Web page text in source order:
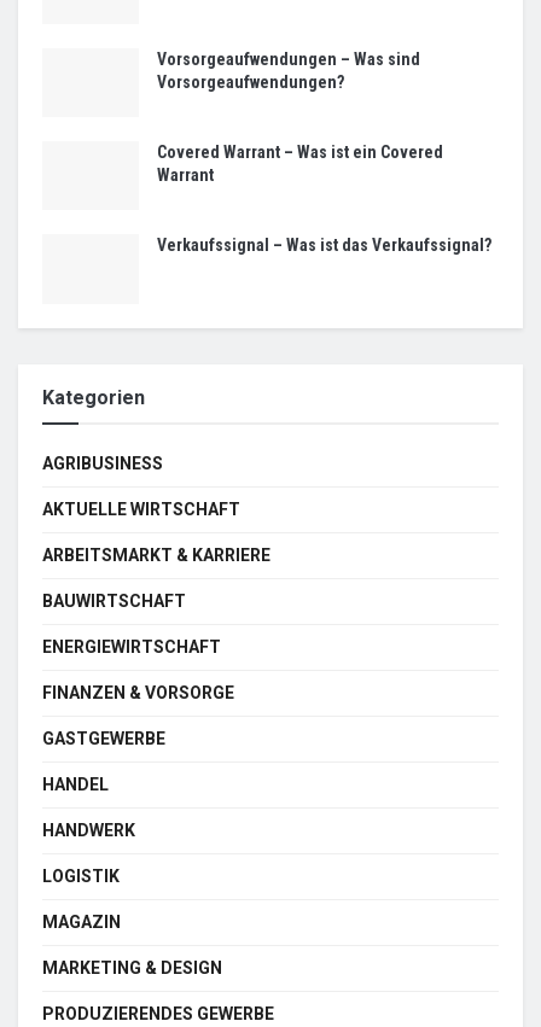
Vorsorgeaufwendungen – Was sind
Vorsorgeaufwendungen?
Covered Warrant – Was ist ein Covered
Warrant
Verkaufssignal – Was ist das Verkaufssignal?
Kategorien
AGRIBUSINESS
AKTUELLE WIRTSCHAFT
ARBEITSMARKT & KARRIERE
BAUWIRTSCHAFT
ENERGIEWIRTSCHAFT
FINANZEN & VORSORGE
GASTGEWERBE
HANDEL
HANDWERK
LOGISTIK
MAGAZIN
MARKETING & DESIGN
PRODUZIERENDES GEWERBE